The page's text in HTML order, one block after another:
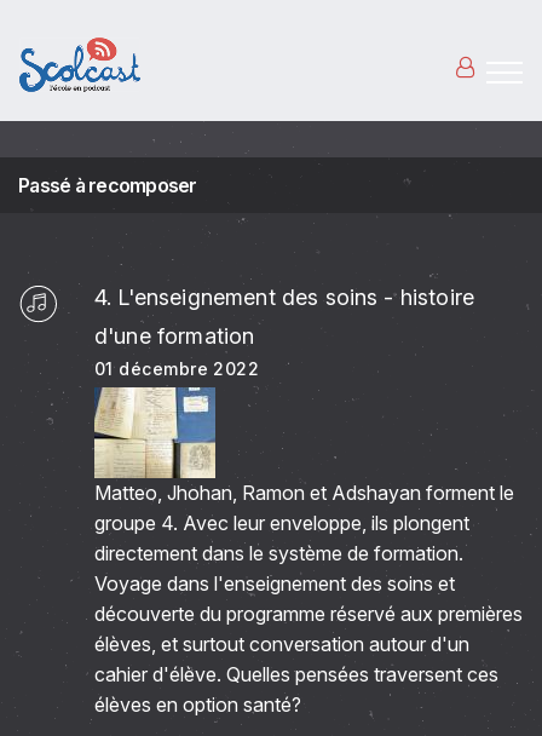
Passé à recomposer
4. L'enseignement des soins - histoire
d'une formation
01 décembre 2022
Matteo, Jhohan, Ramon et Adshayan forment le
groupe 4. Avec leur enveloppe, ils plongent
directement dans le système de formation.
Voyage dans l'enseignement des soins et
découverte du programme réservé aux premières
élèves, et surtout conversation autour d'un
cahier d'élève. Quelles pensées traversent ces
élèves en option santé?